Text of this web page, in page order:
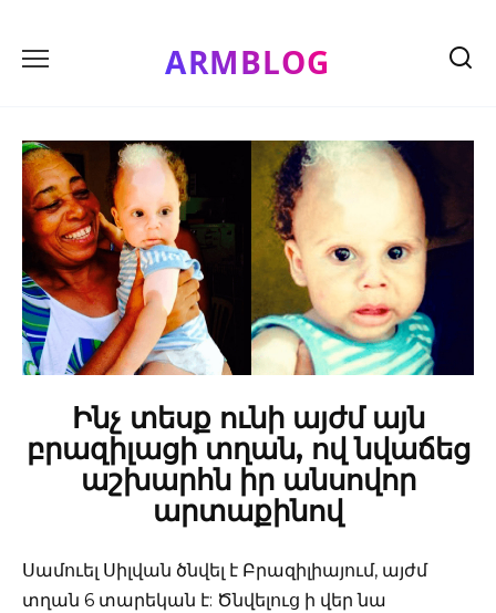
content
ARMBLOG
Ինչ տեսք ունի այժմ այն
բրազիլացի տղան, ով նվաճեց
աշխարհն իր անսովոր
արտաքինով
Սամուել Սիլվան ծնվել է Բրազիլիայում, այժմ
տղան 6 տարեկան է: Ծնվելուց ի վեր նա